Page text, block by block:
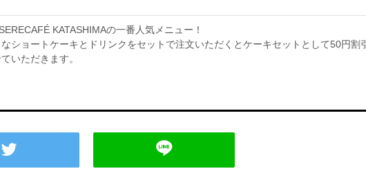
KATASHIMAの一番人気メニュー！
ショートケーキとドリンクをセットで注文いただくとケーキセットとして50円割引
いただきます。